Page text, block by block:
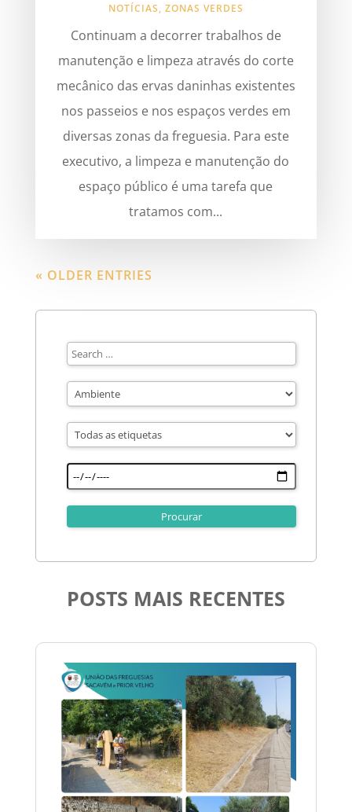
NOTÍCIAS, ZONAS VERDES
Continuam a decorrer trabalhos de
manutenção e limpeza através do corte
mecânico das ervas daninhas existentes
nos passeios e nos espaços verdes em
diversas zonas da freguesia. Para este
executivo, a limpeza e manutenção do
espaço público é uma tarefa que
tratamos com...
« OLDER ENTRIES
POSTS MAIS RECENTES